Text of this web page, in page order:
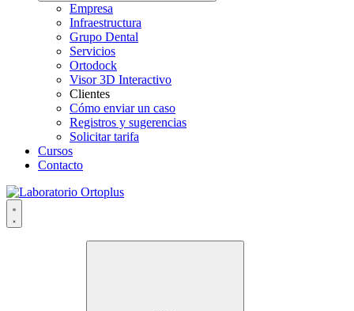
Empresa
Infraestructura
Grupo Dental
Servicios
Ortodock
Visor 3D Interactivo
Clientes
Cómo enviar un caso
Registros y sugerencias
Solicitar tarifa
Cursos
Contacto